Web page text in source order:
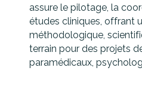
assure le pilotage, la
études cliniques, offrant
méthodologique,
terrain pour des projets
paramédicaux,